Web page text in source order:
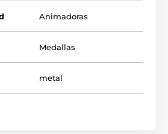
Animadoras
Medallas
metal